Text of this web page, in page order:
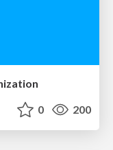
0 200